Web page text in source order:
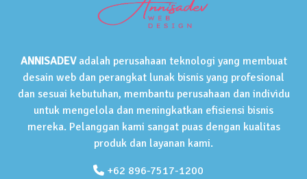
ANNISADEVadalah perusahaan teknologi yang membuat
desain web dan perangkat lunak bisnis yang profesional
dan sesuai kebutuhan, membantu perusahaan dan individu
untuk mengelola dan meningkatkan efisiensi bisnis
mereka. Pelanggan kami sangat puas dengan kualitas
produk dan layanan kami.
+62 896-7517-1200